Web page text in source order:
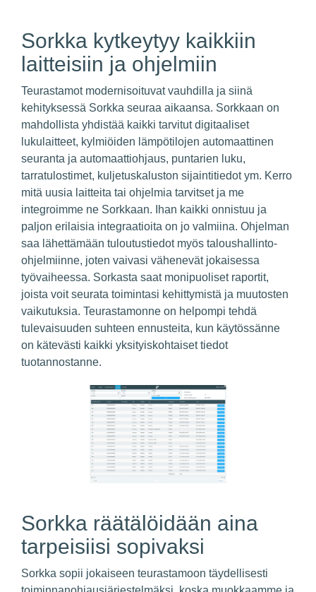
Sorkka kytkeytyy kaikkiin
laitteisiin ja ohjelmiin
Teurastamot modernisoituvat vauhdilla ja siinä
kehityksessä Sorkka seuraa aikaansa. Sorkkaan on
mahdollista yhdistää kaikki tarvitut digitaaliset
lukulaitteet, kylmiöiden lämpötilojen automaattinen
seuranta ja automaattiohjaus, puntarien luku,
tarratulostimet, kuljetuskaluston sijaintitiedot ym. Kerro
mitä uusia laitteita tai ohjelmia tarvitset ja me
integroimme ne Sorkkaan. Ihan kaikki onnistuu ja
paljon erilaisia integraatioita on jo valmiina. Ohjelman
saa lähettämään tuloutustiedot myös taloushallinto-
ohjelmiinne, joten vaivasi vähenevät jokaisessa
työvaiheessa. Sorkasta saat monipuoliset raportit,
joista voit seurata toimintasi kehittymistä ja muutosten
vaikutuksia. Teurastamonne on helpompi tehdä
tulevaisuuden suhteen ennusteita, kun käytössänne
on kätevästi kaikki yksityiskohtaiset tiedot
tuotannostanne.
Sorkka räätälöidään aina
tarpeisiisi sopivaksi
Sorkka sopii jokaiseen teurastamoon täydellisesti